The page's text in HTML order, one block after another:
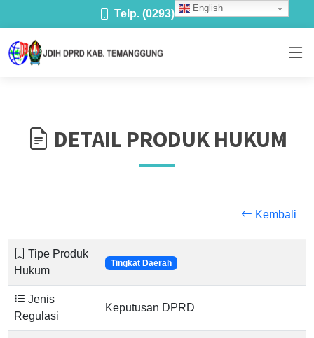
English
Telp. (0293) 493481
DETAIL PRODUK HUKUM
Kembali
Tipe Produk
Hukum
Tingkat Daerah
Jenis
Regulasi
Keputusan DPRD